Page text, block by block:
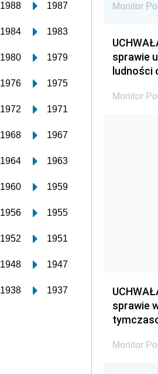
1988 1987
1984 1983
1980 1979
1976 1975
1972 1971
1968 1967
1964 1963
1960 1959
1956 1955
1952 1951
1948 1947
1938 1937
Monitor
sprawie
ludności
Monitor
sprawie
Monitor